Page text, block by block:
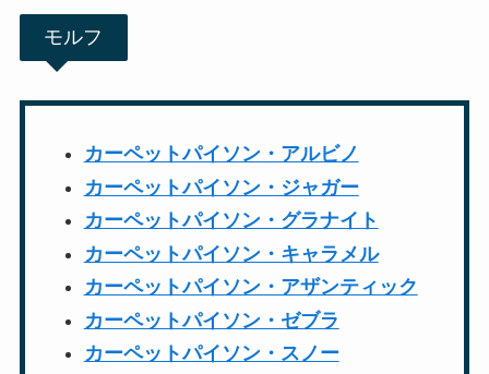
モルフ
カーペットパイソン・アルビノ
カーペットパイソン・ジャガー
カーペットパイソン・グラナイト
カーペットパイソン・キャラメル
カーペットパイソン・アザンティック
カーペットパイソン・ゼブラ
カーペットパイソン・スノー